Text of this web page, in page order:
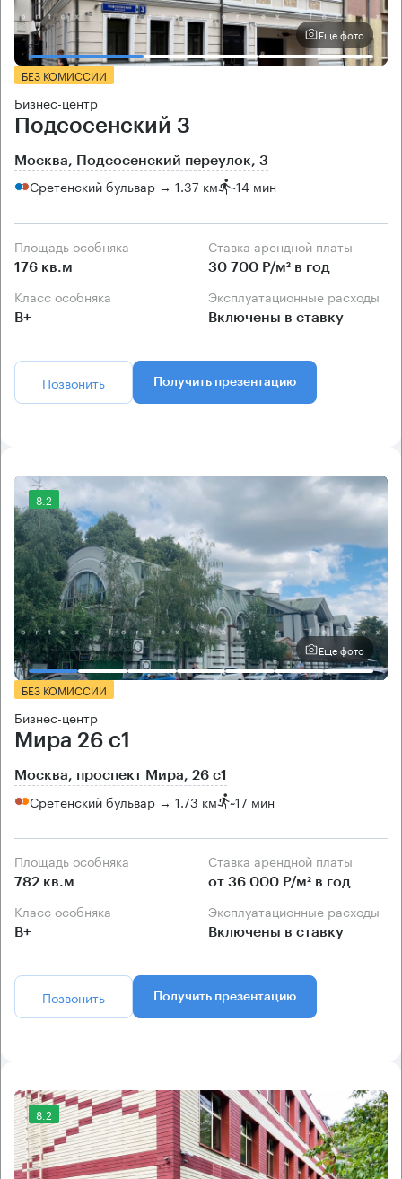
Еще фото
БЕЗ КОМИССИИ
Бизнес-центр
Подсосенский 3
Москва, Подсосенский переулок, 3
Сретенский бульвар → 1.37 км ~14 мин
Площадь особняка
176 кв.м
Ставка арендной платы
30 700 Р/м² в год
Класс особняка
B+
Эксплуатационные расходы
Включены в ставку
Позвонить Получить презентацию
8.2
Еще фото
БЕЗ КОМИССИИ
Бизнес-центр
Мира 26 с1
Москва, проспект Мира, 26 с1
Сретенский бульвар → 1.73 км ~17 мин
Площадь особняка
782 кв.м
Ставка арендной платы
от 36 000 Р/м² в год
Класс особняка
B+
Эксплуатационные расходы
Включены в ставку
Позвонить Получить презентацию
8.2